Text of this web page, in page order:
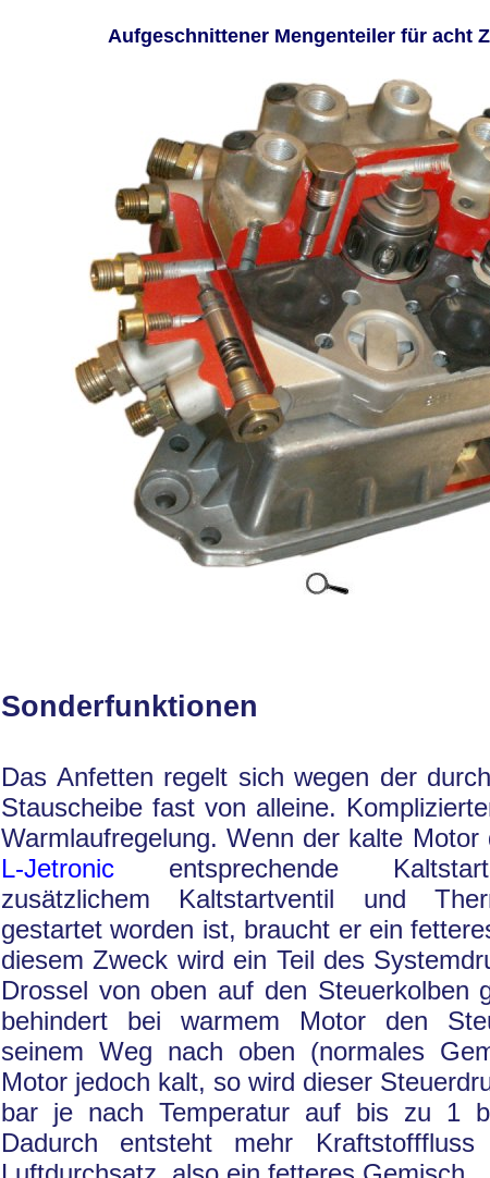
Aufgeschnittener Mengenteiler für acht
Sonderfunktionen
Das Anfetten regelt sich wegen der
Stauscheibe fast von alleine.
Warmlaufregelung. Wenn der kalte Motor
L-Jetronic entsprechende
zusätzlichem Kaltstartventil und
gestartet worden ist, braucht er ein
diesem Zweck wird ein Teil des
Drossel von oben auf den Steuerkolben
behindert bei warmem Motor den
seinem Weg nach oben (normales
Motor jedoch kalt, so wird dieser
bar je nach Temperatur auf bis zu 1
Dadurch entsteht mehr